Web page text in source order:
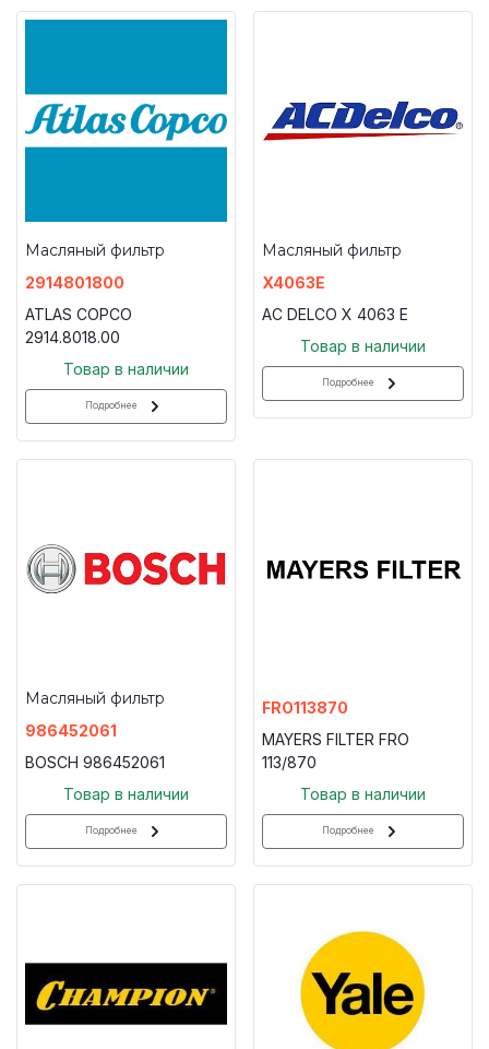
Масляный фильтр
2914801800
ATLAS COPCO
2914.8018.00
Товар в наличии
Подробнее
Масляный фильтр
X4063E
AC DELCO X 4063 E
Товар в наличии
Подробнее
Масляный фильтр
986452061
BOSCH 986452061
Товар в наличии
Подробнее
FRO113870
MAYERS FILTER FRO
113/870
Товар в наличии
Подробнее